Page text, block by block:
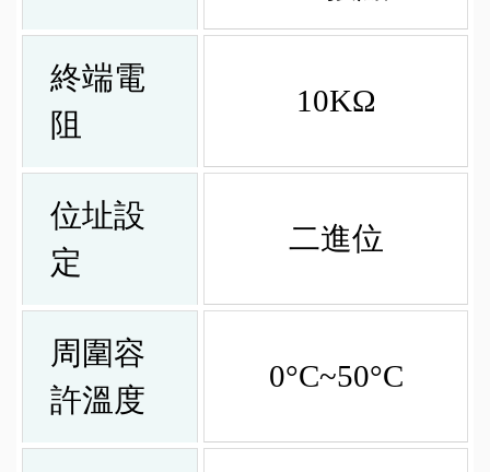
終端電
阻
10KΩ
位址設
定
二進位
周圍容
許溫度
0°C~50°C